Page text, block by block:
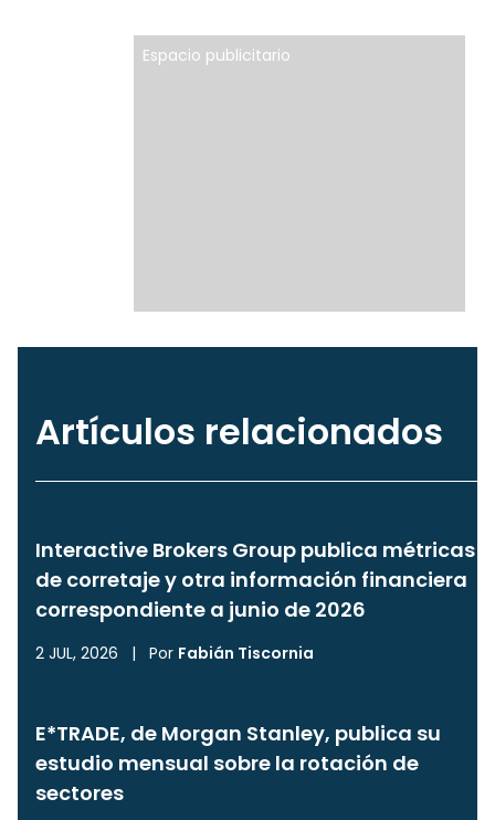
Espacio publicitario
Artículos relacionados
Interactive Brokers Group publica métricas
de corretaje y otra información financiera
correspondiente a junio de 2026
2 JUL, 2026 | Por Fabián Tiscornia
E*TRADE, de Morgan Stanley, publica su
estudio mensual sobre la rotación de
sectores